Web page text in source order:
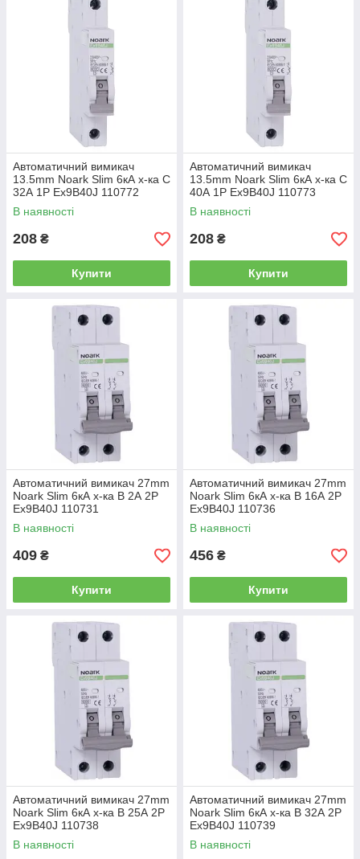
Автоматичний вимикач
13.5mm Noark Slim 6кА х-ка C
32А 1P Ex9B40J 110772
В наявності
208 ₴
Купити
Автоматичний вимикач
13.5mm Noark Slim 6кА х-ка C
40А 1P Ex9B40J 110773
В наявності
208 ₴
Купити
Автоматичний вимикач 27mm
Noark Slim 6кА х-ка B 2А 2P
Ex9B40J 110731
В наявності
409 ₴
Купити
Автоматичний вимикач 27mm
Noark Slim 6кА х-ка B 16А 2P
Ex9B40J 110736
В наявності
456 ₴
Купити
Автоматичний вимикач 27mm
Noark Slim 6кА х-ка B 25А 2P
Ex9B40J 110738
В наявності
Автоматичний вимикач 27mm
Noark Slim 6кА х-ка B 32А 2P
Ex9B40J 110739
В наявності